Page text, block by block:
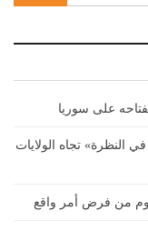
على سوريا
النظرة» تجاه الولايات
من فرض أمر واقع